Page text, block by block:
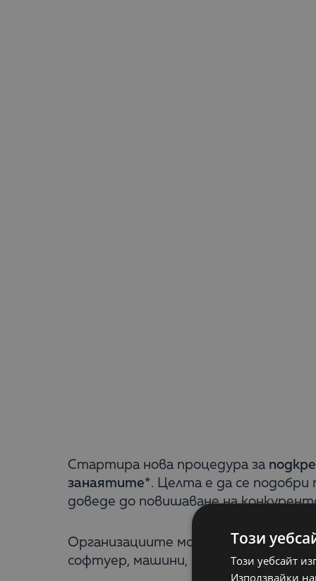
Стартира нова процедура за
занаятите*. Целта е да се
доведе до повишаване на
Организациите могат да
софтуер, машини, пособия и др.
Този
Този уебсайт
Използвайки